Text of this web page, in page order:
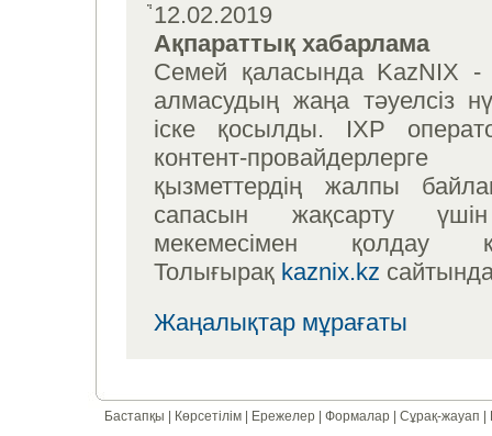
12.02.2019
Ақпараттық хабарлама
Семей қаласында KazNIX -
алмасудың жаңа тәуелсіз
іске қосылды. IXP
контент-
қызметтердің жалпы
сапасын жақсарту
мекемесімен қолдау
Толығырақ kaznix.kz
Жаңалықтар мұрағаты
Бастапқы Көрсетілім Ережелер Формалар Сұрақ-жауап